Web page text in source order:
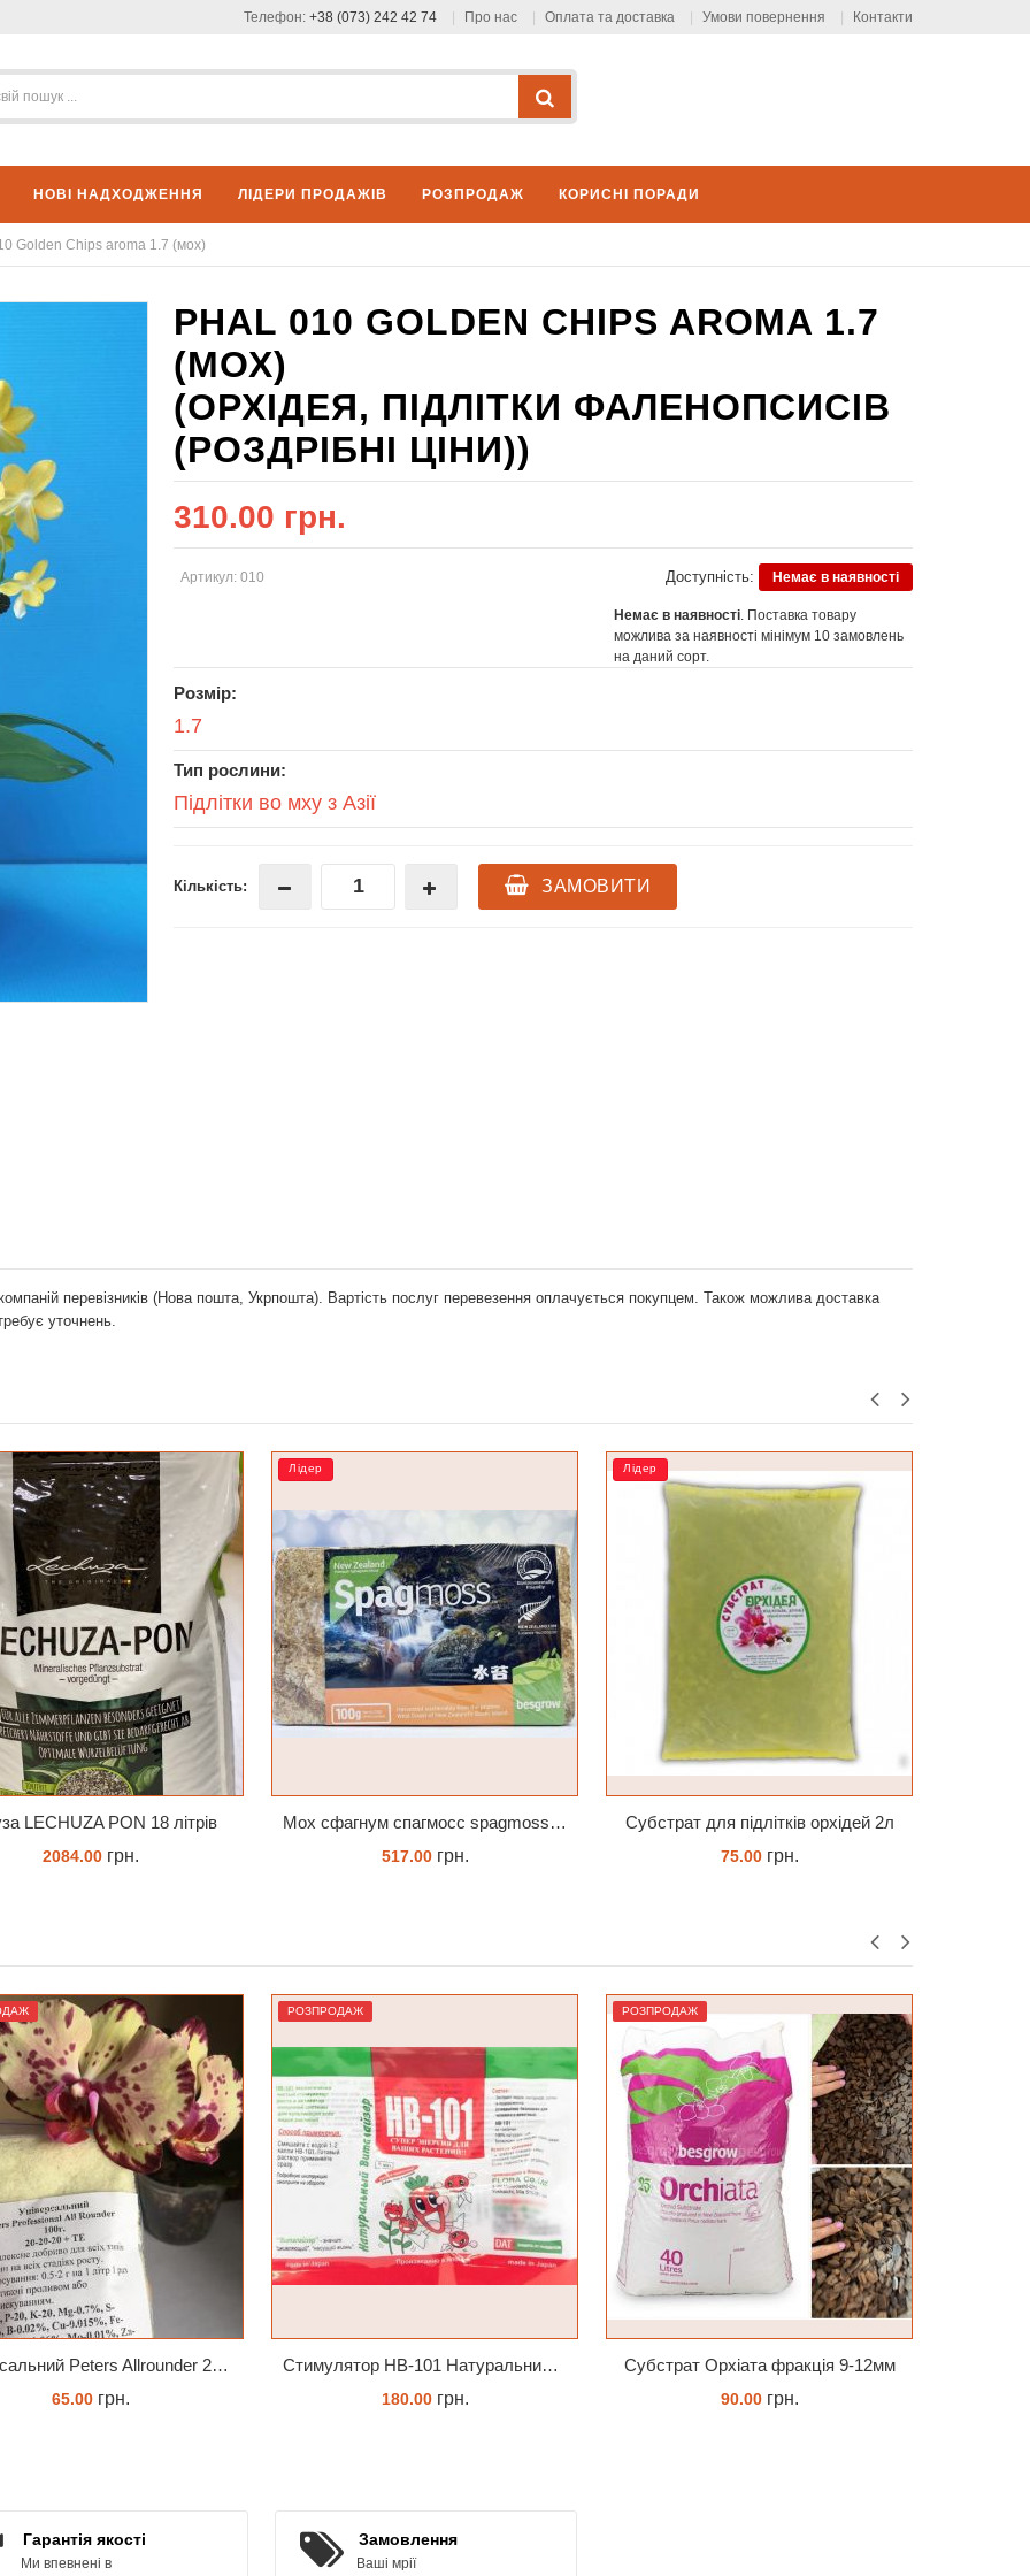
Телефон: +38 (073) 242 42 74 Про нас Оплата та доставка Умови повернення Контакти
НОВІ НАДХОДЖЕННЯ ЛІДЕРИ ПРОДАЖІВ РОЗПРОДАЖ КОРИСНІ ПОРАДИ
Golden Chips aroma 1.7 (мох)
PHAL 010 GOLDEN CHIPS AROMA 1.7
(МОХ)
(ОРХІДЕЯ, ПІДЛІТКИ ФАЛЕНОПСИСІВ
(РОЗДРІБНІ ЦІНИ))
310.00 грн.
Артикул: 010 Доступність: Немає в наявності
Немає в наявності. Поставка товару
можлива за наявності мінімум 10 замовлень
на даний сорт.
Розмір:
1.7
Тип рослини:
Підлітки во мху з Азії
Кількість: ЗАМОВИТИ
перевізників (Нова пошта, Укрпошта). Вартість послуг перевезення оплачується покупцем. Також можлива доставка
уточнень.
517.00грн.
Лідер
Субстрат для підлітків орхідей 2л
75.00грн.
Лідер
Лечуза BASICPON 12 літрів
1125.86
Універсальний Peters Allrounder 20-20-20+ТЕ
65.00грн.
РОЗПРОДАЖ
Стимулятор HB-101 Натуральний віталайзер 6 мл
180.00грн.
РОЗПРОДАЖ
Субстрат Орхіата фракція 9-12мм
90.00грн.
Гарантія якості
Ми впевнені в
Замовлення
Ваші мрії